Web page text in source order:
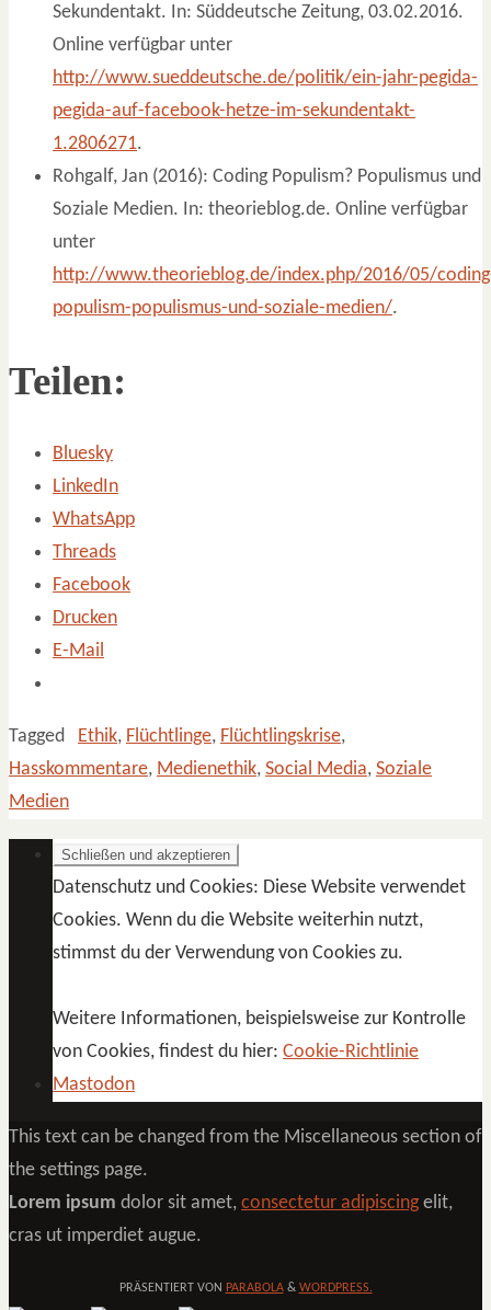
Sekundentakt. In: Süddeutsche Zeitung, 03.02.2016.
Online verfügbar unter
http://www.sueddeutsche.de/politik/ein-jahr-pegida-
pegida-auf-facebook-hetze-im-sekundentakt-
1.2806271.
Rohgalf, Jan (2016): Coding Populism? Populismus und
Soziale Medien. In: theorieblog.de. Online verfügbar
unter
http://www.theorieblog.de/index.php/2016/05/
populism-populismus-und-soziale-medien/.
Teilen:
Bluesky
LinkedIn
WhatsApp
Threads
Facebook
Drucken
E-Mail
Tagged Ethik, Flüchtlinge, Flüchtlingskrise,
Hasskommentare, Medienethik, Social Media, Soziale
Medien
Datenschutz und Cookies: Diese Website verwendet
Cookies. Wenn du die Website weiterhin nutzt,
stimmst du der Verwendung von Cookies zu.
Weitere Informationen, beispielsweise zur Kontrolle
von Cookies, findest du hier: Cookie-Richtlinie
Mastodon
This text can be changed from the Miscellaneous section of
the settings page.
Lorem ipsum dolor sit amet, consectetur adipiscingelit,
cras ut imperdiet augue.
PRÄSENTIERT VON PARABOLA& WORDPRESS.